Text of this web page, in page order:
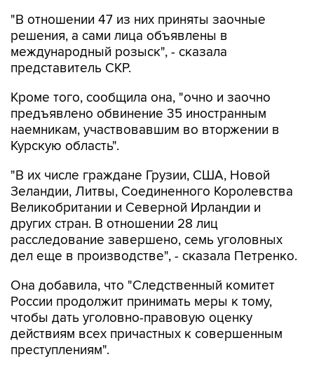
"В отношении 47 из них приняты заочные
решения, а сами лица объявлены в
международный розыск", - сказала
представитель СКР.
Кроме того, сообщила она, "очно и заочно
предъявлено обвинение 35 иностранным
наемникам, участвовавшим во вторжении в
Курскую область".
"В их числе граждане Грузии, США, Новой
Зеландии, Литвы, Соединенного Королевства
Великобритании и Северной Ирландии и
других стран. В отношении 28 лиц
расследование завершено, семь уголовных
дел еще в производстве", - сказала Петренко.
Она добавила, что "Cледственный комитет
России продолжит принимать меры к тому,
чтобы дать уголовно-правовую оценку
действиям всех причастных к совершенным
преступлениям".